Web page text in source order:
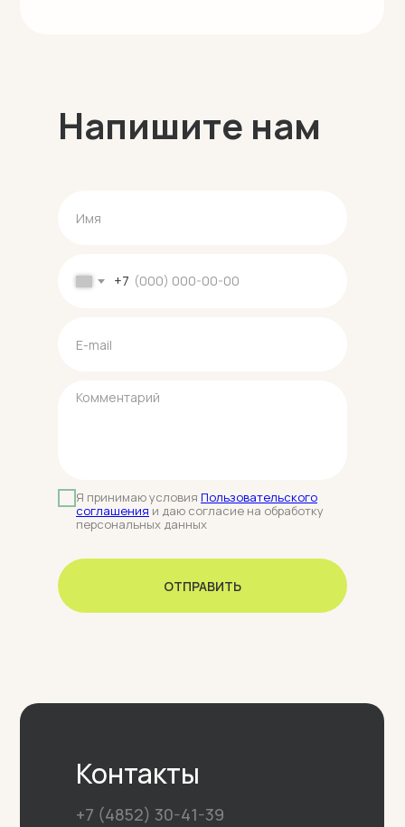
Напишите нам
+7
Я принимаю условия Пользовательского
соглашения и даю согласие на обработку
персональных данных
ОТПРАВИТЬ
Контакты
+7 (4852) 30-41-39